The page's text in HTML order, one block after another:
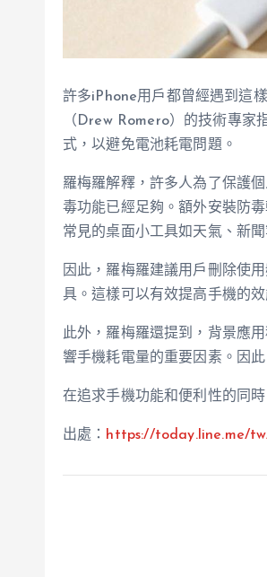
許多iPhone用戶都曾經遇到這
（Drew Romero）的技術專家
式，以避免電池耗電問題。
羅梅羅解釋，許多人為了保護
毒功能已經足夠。額外安裝防
常見的桌面小工具如天氣、新
因此，羅梅羅建議用戶刪除使
具。這樣可以有效提高手機的
此外，羅梅羅還提到，背景應
響手機耗電量的重要因素。因
在追求手機功能和便利性的同
出處： https://today.line.me/